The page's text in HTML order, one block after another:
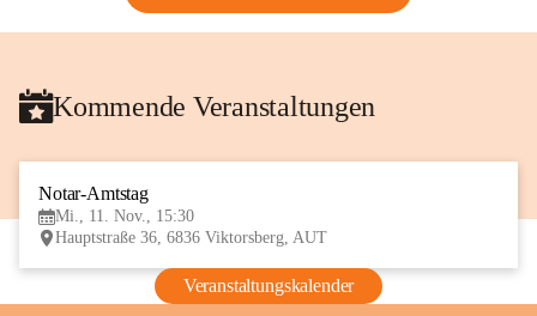
Kommende Veranstaltungen
Notar-Amtstag
Mi., 11. Nov., 15:30
Hauptstraße 36, 6836 Viktorsberg, AUT
Veranstaltungskalender